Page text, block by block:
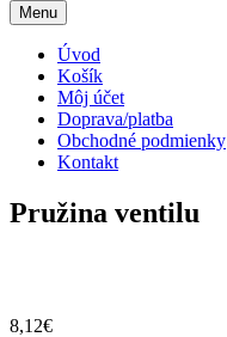
Menu
Úvod
Košík
Môj účet
Doprava/platba
Obchodné podmienky
Kontakt
Pružina ventilu
8,12€